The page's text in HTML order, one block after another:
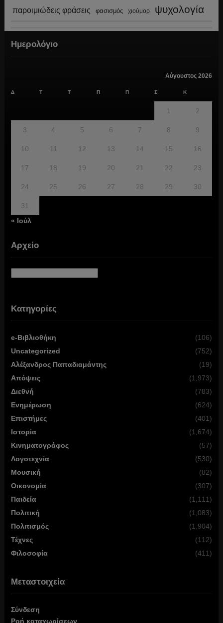
παροιμιώδεις φράσεις φασισμός χιούμορ ψυχολογία
Ημερολόγιο
Αύγουστος 2026
Δ Τ Τ Π Π Σ Κ
1 2
3 4 5 6 7 8 9
10 11 12 13 14 15 16
17 18 19 20 21 22 23
24 25 26 27 28 29 30
31
« Ιούλ
Αρχείο
Κατηγορίες
e-Βιβλιοθήκη
(106)
Uncategorized
(752)
Αλέξανδρος Παπαδιαμάντης
(19)
Απόψεις
(1,973)
Διεθνή
(783)
Ενημέρωση
(624)
Επιστήμες
(401)
Ιστορία
(1,674)
Κινηματογράφος
(57)
Λογοτεχνία
(530)
Μουσική
(82)
Οικονομία
(307)
Παιδεία
(1,111)
Πολιτική
(1,083)
Πολιτισμός
(1,904)
Τέχνες
(112)
Φιλοσοφία
(411)
Μεταστοιχεία
Σύνδεση
Ροή καταχωρίσεων